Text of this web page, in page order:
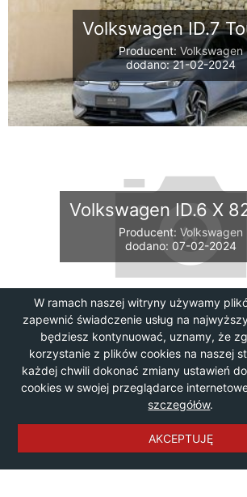
W ramach naszej witryny używamy
zapewnić świadczenie usług na
będziesz kontynuować, uznamy, że
korzystanie z plików cookies na naszej
każdej chwili dokonać zmiany ustawień
cookies w swojej przeglądarce
szczegółów.
AKCEPTUJĘ
Volkswagen ID.7
Producent: Volkswagen
dodano: 21-02-2024
Volkswagen ID.6 X
Producent: Volkswagen
dodano: 07-02-2024